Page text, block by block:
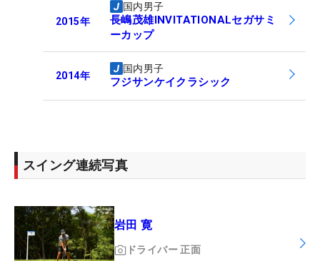
2015年
国内男子
長嶋茂雄INVITATIONALセガサミ
ーカップ
2014年
国内男子
フジサンケイクラシック
スイング連続写真
岩田 寛
ドライバー 正面